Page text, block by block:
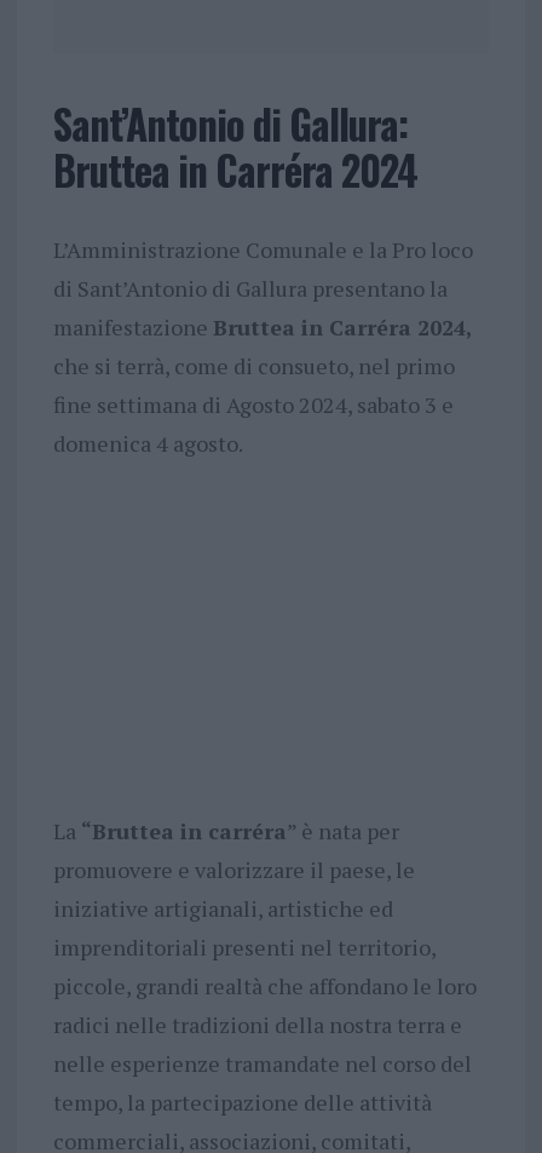
Sant’Antonio di Gallura:
Bruttea in Carréra 2024
L’Amministrazione Comunale e la Pro loco
di Sant’Antonio di Gallura presentano la
manifestazione Bruttea in Carréra 2024,
che si terrà, come di consueto, nel primo
fine settimana di Agosto 2024, sabato 3 e
domenica 4 agosto.
La “Bruttea in carréra” è nata per
promuovere e valorizzare il paese, le
iniziative artigianali, artistiche ed
imprenditoriali presenti nel territorio,
piccole, grandi realtà che affondano le loro
radici nelle tradizioni della nostra terra e
nelle esperienze tramandate nel corso del
tempo, la partecipazione delle attività
commerciali, associazioni, comitati,